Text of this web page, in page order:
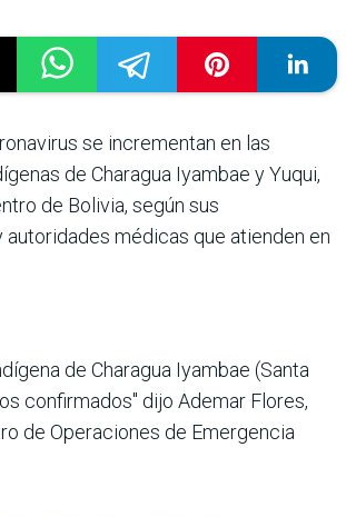
se incrementan en las
de Charagua Iyambae y Yuqui,
de Bolivia, según sus
médicas que atienden en
de Charagua Iyambae (Santa
confirmados" dijo Ademar Flores,
de Operaciones de Emergencia